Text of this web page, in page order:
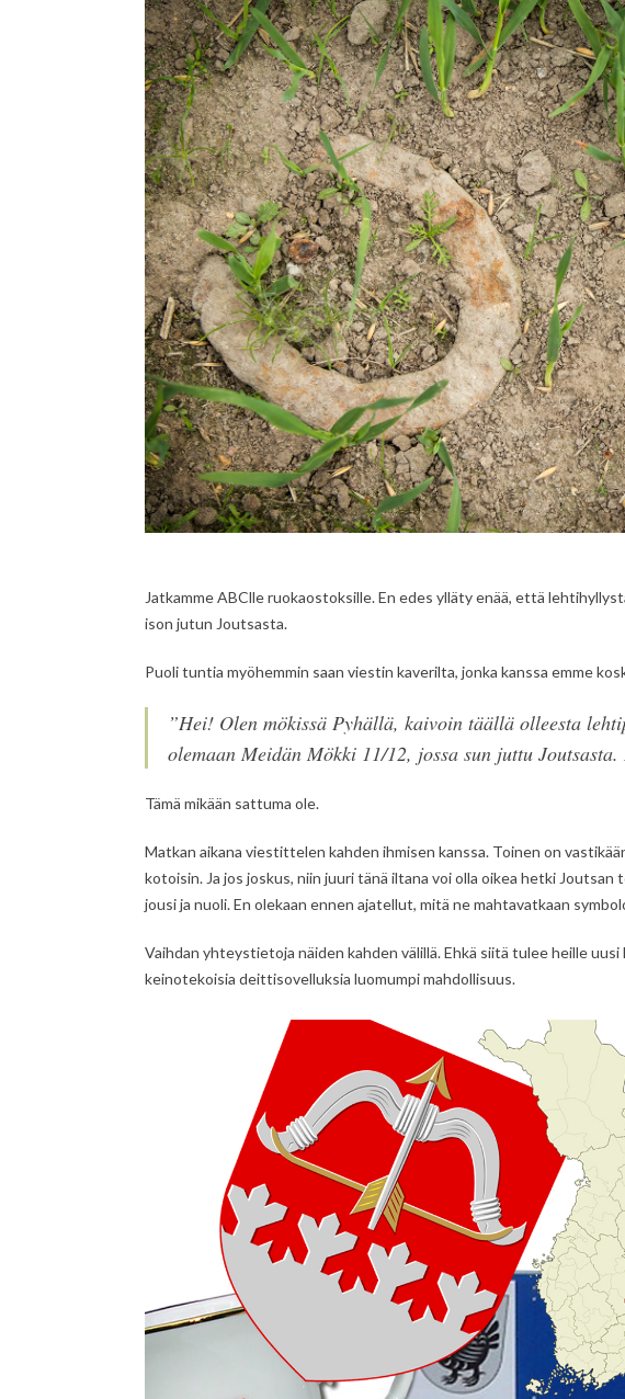
Jatkamme ABClle ruokaostoksille. En edes ylläty enää, että
ison jutun Joutsasta.
Puoli tuntia myöhemmin saan viestin kaverilta, jonka kanssa emme
”Hei! Olen mökissä Pyhällä, kaivoin täällä olleesta
olemaan Meidän Mökki 11/12, jossa sun juttu
Tämä mikään sattuma ole.
Matkan aikana viestittelen kahden ihmisen kanssa. Toinen on
kotoisin. Ja jos joskus, niin juuri tänä iltana voi olla oikea hetki
jousi ja nuoli. En olekaan ennen ajatellut, mitä ne mahtavatkaan
Vaihdan yhteystietoja näiden kahden välillä. Ehkä siitä tulee heille
keinotekoisia deittisovelluksia luomumpi mahdollisuus.